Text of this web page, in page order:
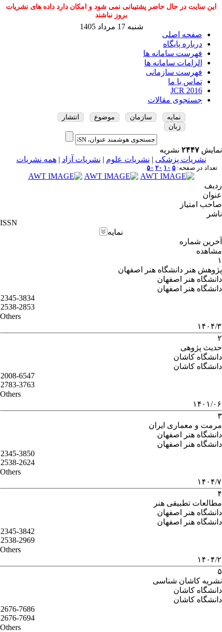
این سایت در حال حاضر پشتیبانی نمی شود و امکان دارد داده های نشریات
بروز نباشند
صفحه اصلی
درباره پایگاه
فهرست سامانه ها
الزامات سامانه ها
فهرست سازمانی
تماس با ما
JCR 2016
جستجوی مقالات
شنبه 17 مرداد 1405
نمایه سازمان موضوع
انتشار
زبان
نمایش ۲۴۴۷ نشریه
نشریات پزشکی | نشریات علوم | نشریات آزاد |همه نشریات
تعداد در صفحه: ۵ ۱۰ ۲۰ ۵۰
ردیف
عنوان
صاحب امتیاز
ناشر
ISSN
نمایه
آخرین شماره
مشاهده
۱
پژوهش هنر دانشگاه هنر اصفهان
دانشگاه هنر اصفهان
دانشگاه هنر اصفهان
2345-3834
2538-2853
Others
۱۴۰۴/۳
۲
حدیث پژوهی
دانشگاه کاشان
دانشگاه کاشان
2008-6547
2783-3763
Others
۱۴۰۱/۰۶
۳
مرمت و معماری ایران
دانشگاه هنر اصفهان
دانشگاه هنر اصفهان
2345-3850
2538-2624
Others
۱۴۰۴/۷
۴
مطالعات تطبیقی هنر
دانشگاه هنر اصفهان
دانشگاه هنر اصفهان
2345-3842
2538-2969
Others
۱۴۰۴/۲
۵
نشریه کاشان شناسی
دانشگاه کاشان
دانشگاه کاشان
2676-7686
2676-7694
Others